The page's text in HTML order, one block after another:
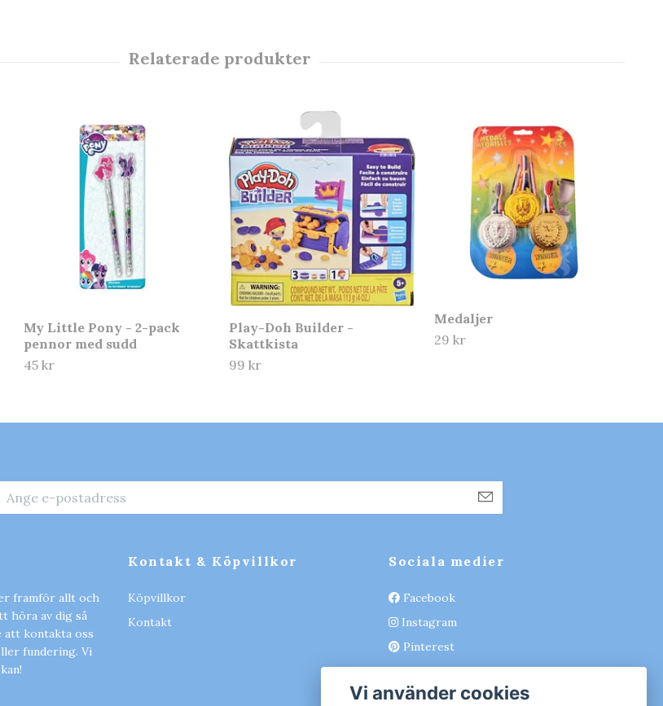
My Little Pony - 2-pack
pennor med sudd
45 kr
Play-Doh Builder -
Skattkista
99 kr
Medaljer
29 kr
framför allt och
höra av dig så
att kontakta oss
fundering. Vi
Kontakt & Köpvillkor
Köpvillkor
Kontakt
Sociala medier
Facebook
Instagram
Pinterest
Vi använder cookies